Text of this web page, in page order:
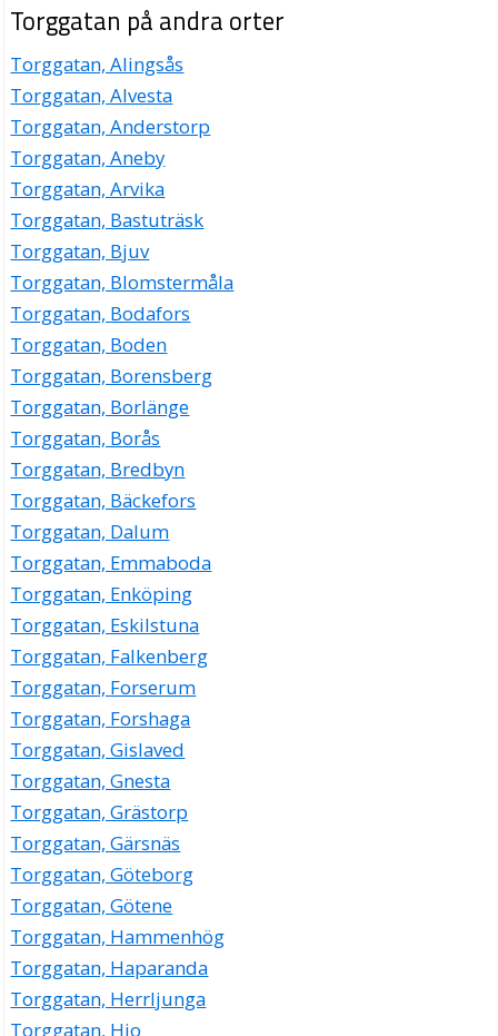
Torggatan på andra orter
Torggatan, Alingsås
Torggatan, Alvesta
Torggatan, Anderstorp
Torggatan, Aneby
Torggatan, Arvika
Torggatan, Bastuträsk
Torggatan, Bjuv
Torggatan, Blomstermåla
Torggatan, Bodafors
Torggatan, Boden
Torggatan, Borensberg
Torggatan, Borlänge
Torggatan, Borås
Torggatan, Bredbyn
Torggatan, Bäckefors
Torggatan, Dalum
Torggatan, Emmaboda
Torggatan, Enköping
Torggatan, Eskilstuna
Torggatan, Falkenberg
Torggatan, Forserum
Torggatan, Forshaga
Torggatan, Gislaved
Torggatan, Gnesta
Torggatan, Grästorp
Torggatan, Gärsnäs
Torggatan, Göteborg
Torggatan, Götene
Torggatan, Hammenhög
Torggatan, Haparanda
Torggatan, Herrljunga
Torggatan, Hjo